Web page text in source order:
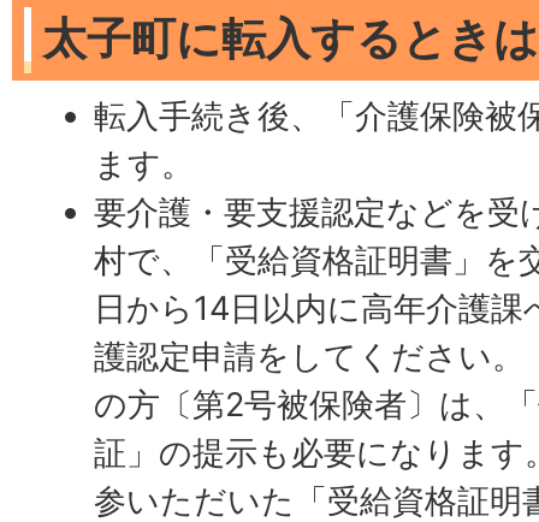
太子町に転入するときは
転入手続き後、「介護保険被
ます。
要介護・要支援認定などを受
村で、「受給資格証明書」を
日から14日以内に高年介護
護認定申請をしてください
の方〔第2号被保険者〕は、
証」の提示も必要になります
参いただいた「受給資格証明